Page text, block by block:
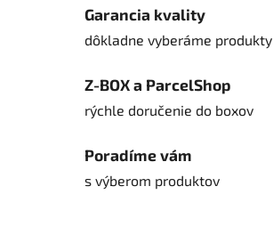
Garancia kvality
dôkladne vyberáme produkty
Z-BOX a ParcelShop
rýchle doručenie do boxov
Poradíme vám
s výberom produktov